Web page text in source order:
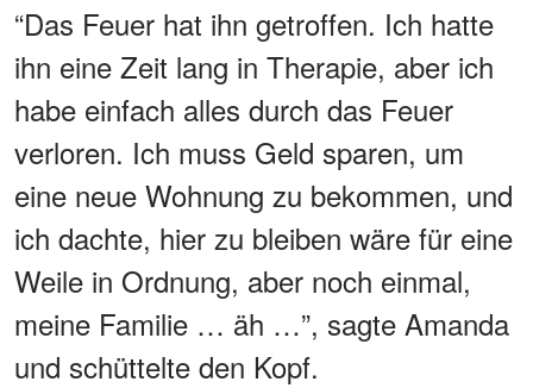
“Das Feuer hat ihn getroffen. Ich hatte
ihn eine Zeit lang in Therapie, aber ich
habe einfach alles durch das Feuer
verloren. Ich muss Geld sparen, um
eine neue Wohnung zu bekommen, und
ich dachte, hier zu bleiben wäre für eine
Weile in Ordnung, aber noch einmal,
meine Familie … äh …”, sagte Amanda
und schüttelte den Kopf.